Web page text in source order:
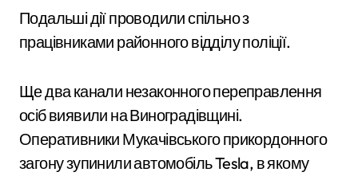
Подальші дії проводили спільно з
працівниками районного відділу поліції.
Ще два канали незаконного переправлення
осіб виявили на Виноградівщині.
Оперативники Мукачівського прикордонного
загону зупинили автомобіль Tesla, в якому